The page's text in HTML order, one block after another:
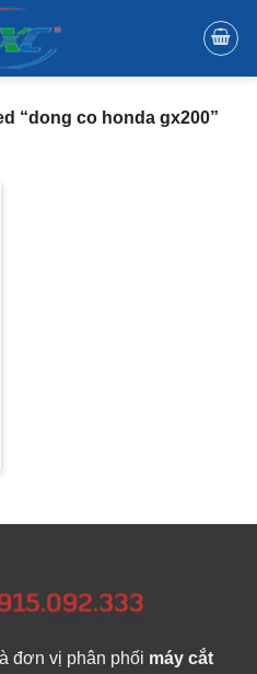
“dong co honda gx200”
là đơn vị phân phối máy cắt